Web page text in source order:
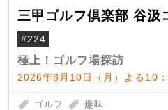
三甲ゴルフ倶楽部 谷
#224
極上！ゴルフ場探訪
2026年8月10日（月）よる10
ゴルフ 趣味